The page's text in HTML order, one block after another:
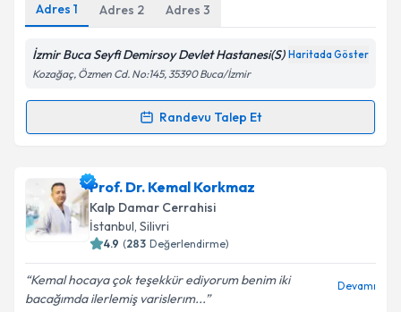
Kişisel verilerimin işlenmesine ilişkin
Metni'ni okudum ve kişisel verilerimin belirtilen
kapsamda işlenmesini kabul ediyorum.
Takvim Talebini Gönder
Adres 1 Adres 2 Adres 3
İzmir Buca Seyfi Demirsoy Devlet Hastanesi(S) Haritada Göster
Kozağaç, Özmen Cd. No:145, 35390 Buca/İzmir
Randevu Talep Et
Randevu Takvimi Talebi
Dr. Mine Tavlı Yılmaz için randevu takvimi talebi
oluşturun. Size bu uzmandan randevu almanız için bir
takvim hazırlandığında e-posta ile bilgilendireceğiz.
Prof. Dr. Kemal Korkmaz
Kalp Damar Cerrahisi
İstanbul, Silivri
4.9 (283 Değerlendirme)
Kemal hocaya çok teşekkür ediyorum benim iki
bacağımda ilerlemiş varislerım...
Devamı